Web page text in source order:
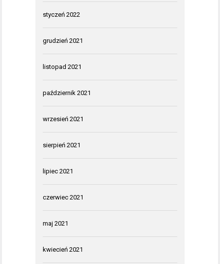
styczeń 2022
grudzień 2021
listopad 2021
październik 2021
wrzesień 2021
sierpień 2021
lipiec 2021
czerwiec 2021
maj 2021
kwiecień 2021